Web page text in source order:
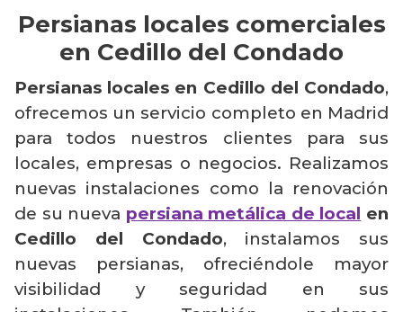
Persianas locales comerciales
en Cedillo del Condado
Persianas locales en Cedillo del Condado,
ofrecemos un servicio completo en Madrid
para todos nuestros clientes para sus
locales, empresas o negocios. Realizamos
nuevas instalaciones como la renovación
de su nueva persiana metálica de local en
Cedillo del Condado, instalamos sus
nuevas persianas, ofreciéndole mayor
visibilidad y seguridad en sus